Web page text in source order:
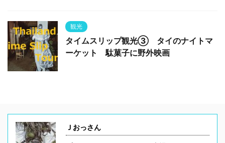
観光
タイムスリップ観光③ タイのナイトマ
ーケット 駄菓子に野外映画
Ｊおっさん